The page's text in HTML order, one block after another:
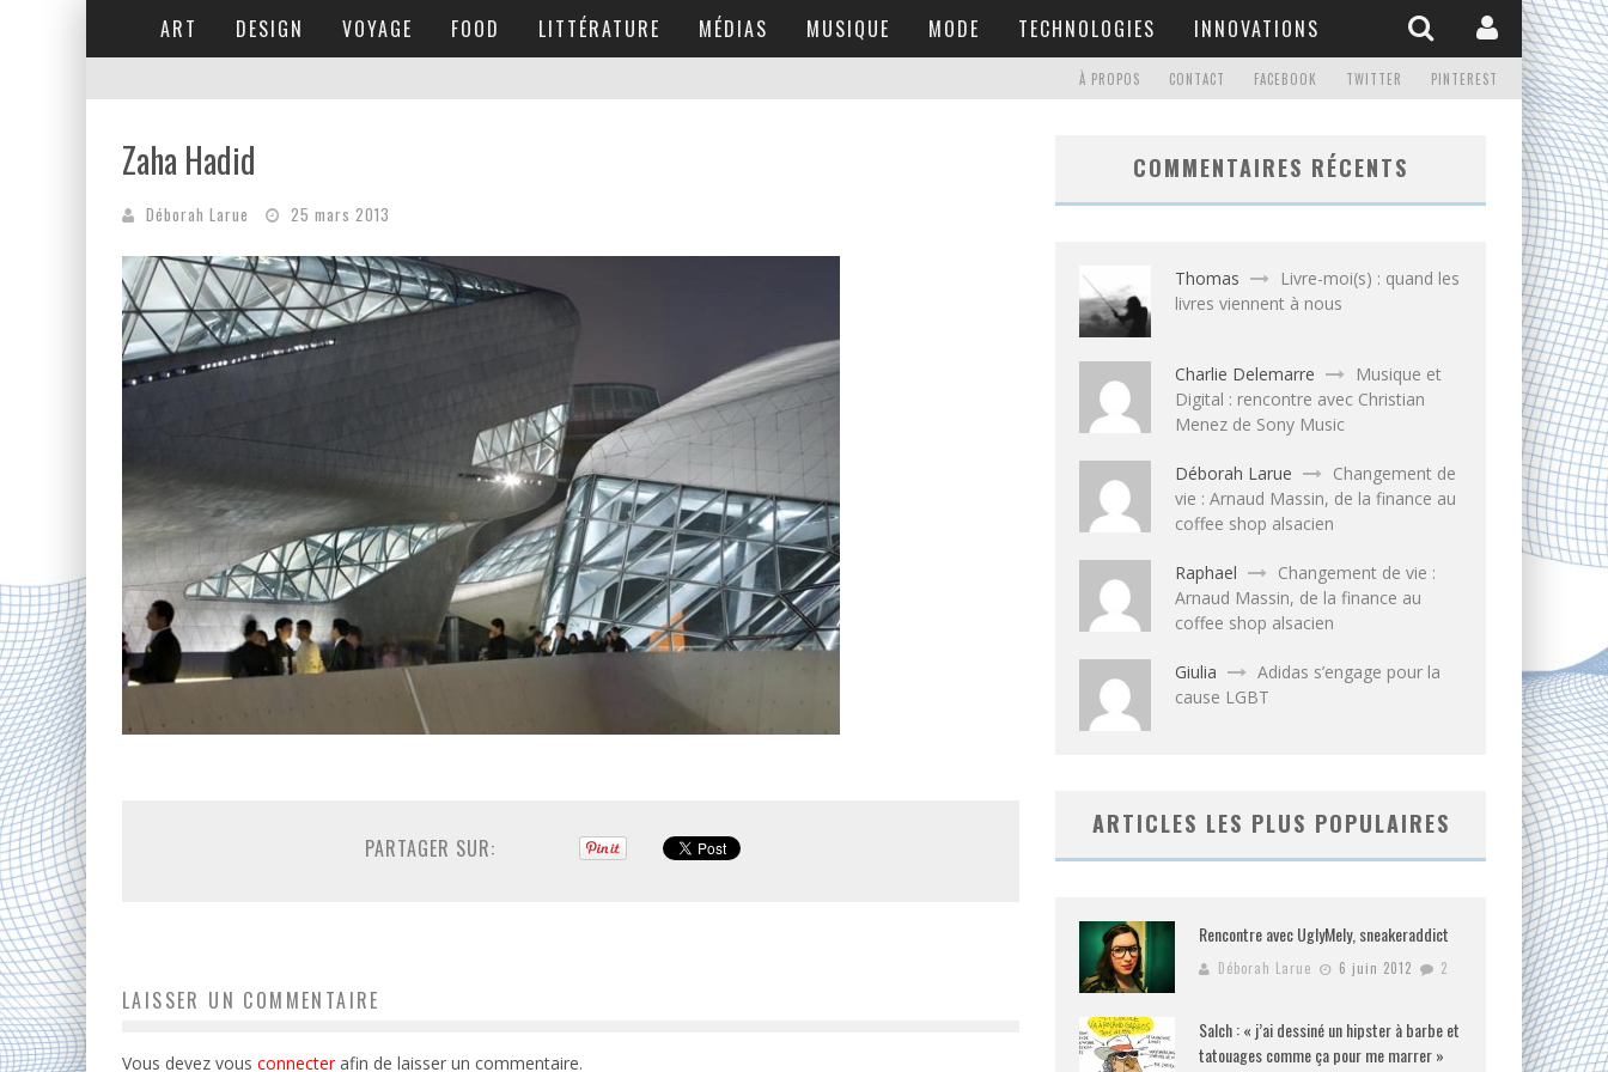
ART DESIGN VOYAGE FOOD LITTÉRATURE MÉDIAS MUSIQUE MODE TECHNOLOGIES INNOVATIONS
À PROPOS CONTACT FACEBOOK TWITTER PINTEREST
Zaha Hadid
Déborah Larue 25 mars 2013
PARTAGER SUR:
LAISSER UN COMMENTAIRE
Vous devez vous connecterafin de laisser un commentaire.
COMMENTAIRES RÉCENTS
Thomas
Livre-moi(s) : quand les
livres viennent à nous
Charlie Delemarre
Musique et
Digital : rencontre avec Christian
Menez de Sony Music
Déborah Larue
Changement de
vie : Arnaud Massin, de la finance au
coffee shop alsacien
Raphael
Changement de vie :
Arnaud Massin, de la finance au
coffee shop alsacien
Giulia
Adidas s’engage pour la
cause LGBT
ARTICLES LES PLUS POPULAIRES
Rencontre avec UglyMely, sneakeraddict
Déborah Larue 6 juin 2012 2
Salch : « j’ai dessiné un hipster à barbe et
tatouages comme ça pour me marrer »